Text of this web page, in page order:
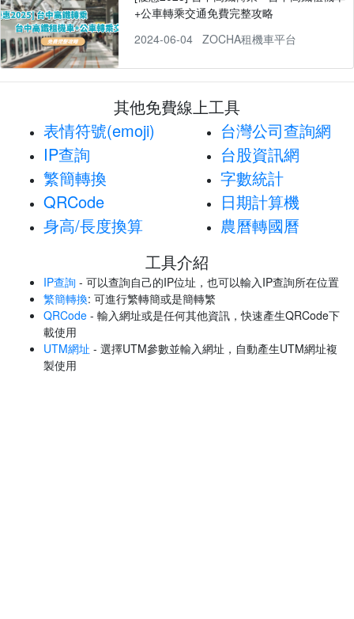
+公車轉乘交通免費完整攻略
2024-06-04
ZOCHA租機車平台
其他免費線上工具
表情符號(emoji)
IP查詢
繁簡轉換
QRCode
身高/長度換算
台灣公司查詢網
台股資訊網
字數統計
日期計算機
農曆轉國曆
工具介紹
IP查詢 - 可以查詢自己的IP位址，也可以輸入IP查詢所在位置
繁簡轉換: 可進行繁轉簡或是簡轉繁
QRCode - 輸入網址或是任何其他資訊，快速產生QRCode下
載使用
UTM網址 - 選擇UTM參數並輸入網址，自動產生UTM網址複
製使用